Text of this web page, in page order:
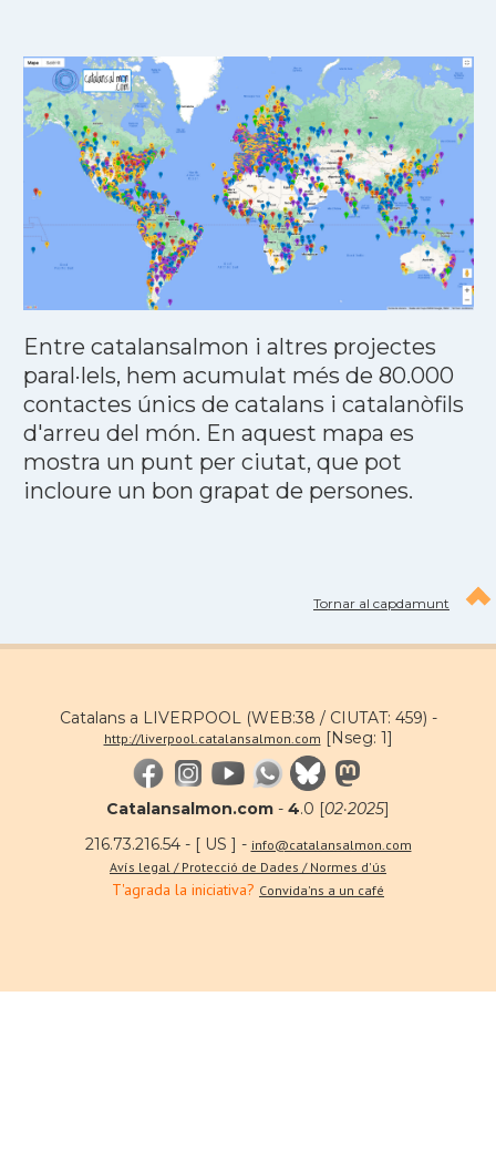
Entre catalansalmon i altres projectes
paral·lels, hem acumulat més de 80.000
contactes únics de catalans i catalanòfils
d'arreu del món. En aquest mapa es
mostra un punt per ciutat, que pot
incloure un bon grapat de persones.
Tornar al capdamunt
Catalans a LIVERPOOL (WEB:38 / CIUTAT: 459) -
http://liverpool.catalansalmon.com [Nseg: 1]
Catalansalmon.com - 4.0 [02·2025]
216.73.216.54 - [ US ] - info@catalansalmon.com
Avís legal / Protecció de Dades / Normes d'ús
T'agrada la iniciativa? Convida'ns a un café